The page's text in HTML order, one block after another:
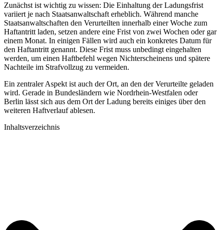
Zunächst ist wichtig zu wissen: Die Einhaltung der Ladungsfrist
variiert je nach Staatsanwaltschaft erheblich. Während manche
Staatsanwaltschaften den Verurteilten innerhalb einer Woche zum
Haftantritt laden, setzen andere eine Frist von zwei Wochen oder gar
einem Monat. In einigen Fällen wird auch ein konkretes Datum für
den Haftantritt genannt. Diese Frist muss unbedingt eingehalten
werden, um einen Haftbefehl wegen Nichterscheinens und spätere
Nachteile im Strafvollzug zu vermeiden.
Ein zentraler Aspekt ist auch der Ort, an den der Verurteilte geladen
wird. Gerade in Bundesländern wie Nordrhein-Westfalen oder
Berlin lässt sich aus dem Ort der Ladung bereits einiges über den
weiteren Haftverlauf ablesen.
Inhaltsverzeichnis